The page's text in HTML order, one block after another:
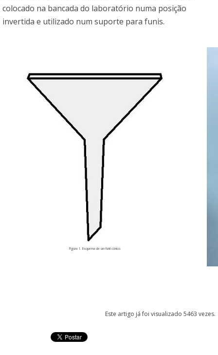
colocado na bancada do laboratório numa posição
invertida e utilizado num suporte para funis.
Figura 1. Esquema de um funil cónico.
Este artigo já foi visualizado 5463 vezes.